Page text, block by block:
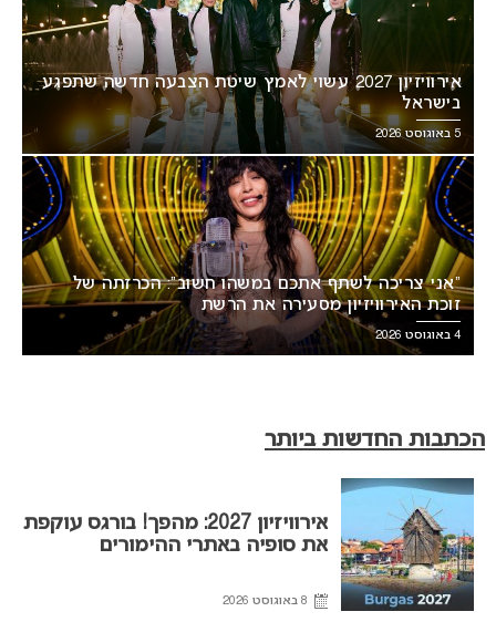
אירוויזיון 2027 עשוי לאמץ שיטת הצבעה חדשה שתפגע
בישראל
5 באוגוסט 2026
“אני צריכה לשתף אתכם במשהו חשוב”: הכרזתה של
זוכת האירוויזיון מסעירה את הרשת
4 באוגוסט 2026
הכתבות החדשות ביותר
אירוויזיון 2027: מהפך! בורגס עוקפת
את סופיה באתרי ההימורים
8 באוגוסט 2026